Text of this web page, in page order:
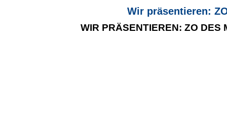
Wir präsentieren:
WIR PRÄSENTIEREN: ZO DES